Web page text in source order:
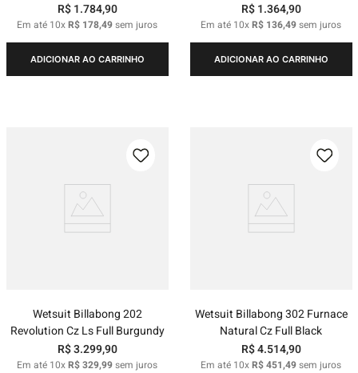
R$ 1.784,90
Em até 10xR$ 178,49sem juros
ADICIONAR AO CARRINHO
R$ 1.364,90
Em até 10xR$ 136,49sem juros
ADICIONAR AO CARRINHO
Wetsuit Billabong 202
Revolution Cz Ls Full Burgundy
R$3.299,90
Em até 10xR$329,99sem juros
Wetsuit Billabong 302 Furnace
Natural Cz Full Black
R$4.514,90
Em até 10xR$451,49sem juros